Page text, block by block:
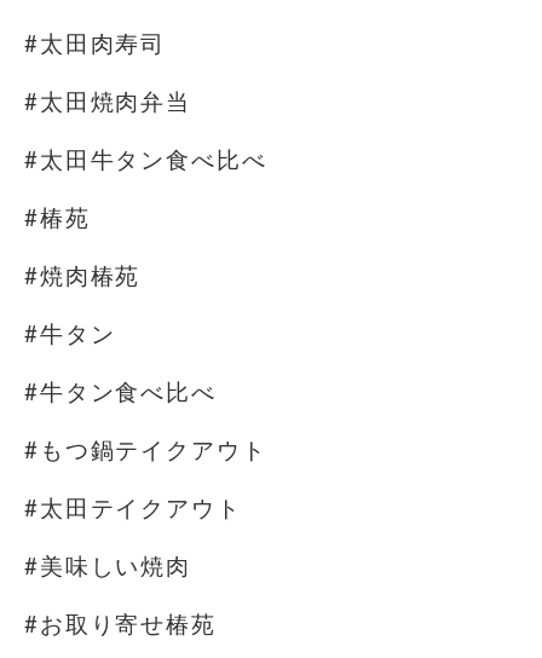
#太田肉寿司
#太田焼肉弁当
#太田牛タン食べ比べ
#椿苑
#焼肉椿苑
#牛タン
#牛タン食べ比べ
#もつ鍋テイクアウト
#太田テイクアウト
#美味しい焼肉
#お取り寄せ椿苑